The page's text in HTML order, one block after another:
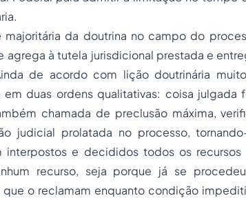
majoritária da doutrina no campo do
agrega à tutela jurisdicional prestada e
de acordo com lição doutrinária
duas ordens qualitativas: coisa julgada
chamada de preclusão máxima,
judicial prolatada no processo,
interpostos e decididos todos os recursos
recurso, seja porque já se
que o reclamam enquanto condição